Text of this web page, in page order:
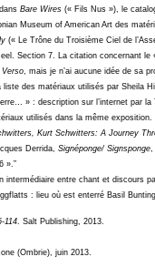
Bare Wires (« Fils Nus »), le
Museum of American Art des
(« Le Trône du Troisième Ciel de
Section 7. La citation concernant
Verso, mais je n’ai aucune idée de sa
des matériaux utilisés par Sheila
» : description sur l’internet par
utilisés dans la même
Kurt Schwitters: A Journey
Derrida, Signéponge/ Signsponge,
».”
intermédiaire entre chant et discours
: lieu où est enterré Basil
114. Salt Publishing, 2013.
(Ombrie), juin 2013.